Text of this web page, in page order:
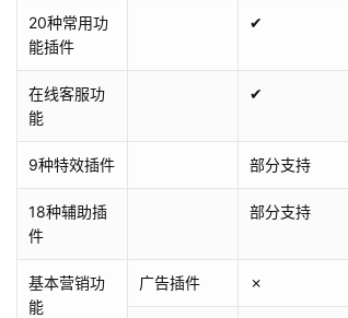
20种常用功
能插件
✔
在线客服功
能
✔
9种特效插件 部分支持
18种辅助插
件
部分支持
基本营销功
能
广告插件 ✗